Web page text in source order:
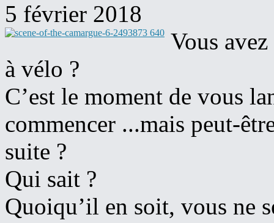
5 février 2018
Vous
à vélo ?
C’est le moment de vous
commencer ...mais peut-
suite ?
Qui sait ?
Quoiqu’il en soit, vous ne